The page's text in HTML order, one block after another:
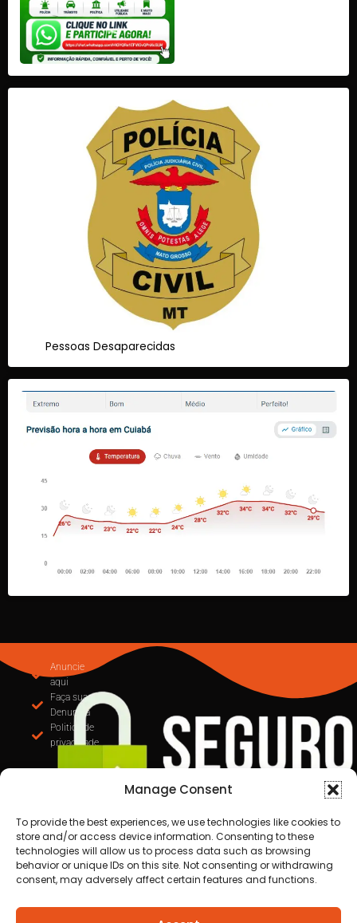
Manage Consent
To provide the best experiences, we use technologies like cookies to
store and/or access device information. Consenting to these
technologies will allow us to process data such as browsing
behavior or unique IDs on this site. Not consenting or withdrawing
consent, may adversely affect certain features and functions.
Pessoas Desaparecidas
Anuncie
aqui
Faça sua
Denuncia
Politica de
privacidade